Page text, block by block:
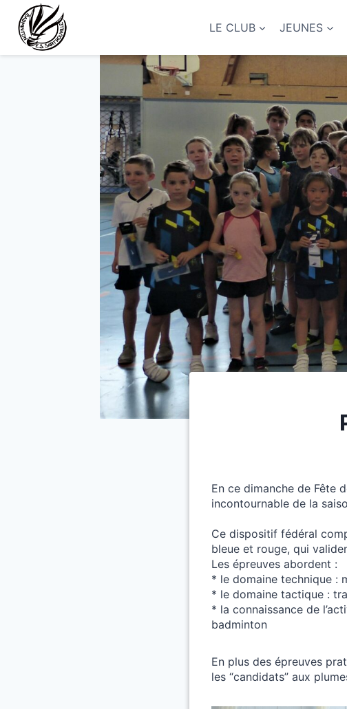
contenu
LE CLUB JEUNES
En ce dimanche de Fête
incontournable de la
Ce dispositif fédéral
bleue et rouge, qui
Les épreuves abordent :
* le domaine technique :
* le domaine tactique :
* la connaissance de
badminton
En plus des épreuves
les “candidats” aux